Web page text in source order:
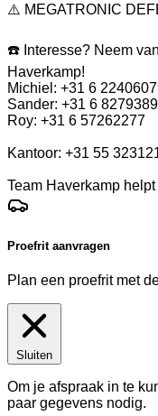
⚠️ MEGATRONIC
☎️ Interesse? Neem
Haverkamp!
Michiel: +31 6
Sander: +31 6
Roy: +31 6 57262277
Kantoor: +31 55
Team Haverkamp
Proefrit aanvragen
Plan een proefrit met
Sluiten
Om je afspraak in te
paar gegevens nodig.